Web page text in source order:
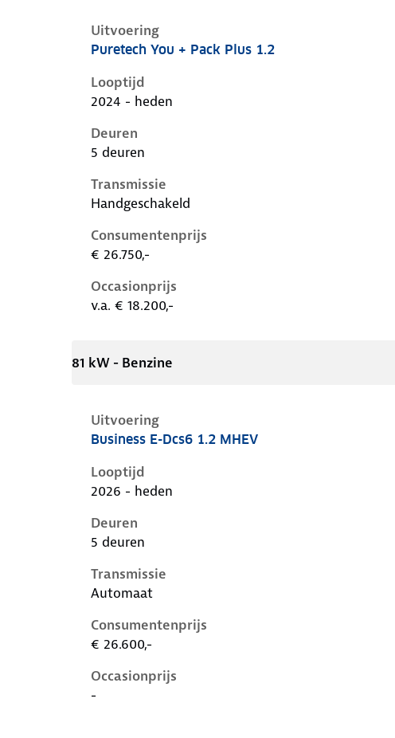
Uitvoering
Citroen C3 iv, 1.2, 74 kW, Benzine, 5 deuren
Puretech You + Pack Plus 1.2
Looptijd
2024 - heden
Deuren
5 deuren
Transmissie
Handgeschakeld
Consumentenprijs
€ 26.750,-
Occasionprijs
v.a. € 18.200,-
81 kW - Benzine
Uitvoering
Citroen C3 iv, 1.2 mhev, 81 kW, Benzine, 5 deuren
Business E-Dcs6 1.2 MHEV
Looptijd
2026 - heden
Deuren
5 deuren
Transmissie
Automaat
Consumentenprijs
€ 26.600,-
Occasionprijs
-